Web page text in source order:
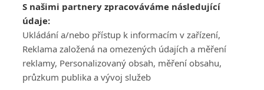
S našimi partnery zpracováváme následující
údaje:
Ukládání a/nebo přístup k informacím v zařízení,
Reklama založená na omezených údajích a měření
reklamy, Personalizovaný obsah, měření obsahu,
průzkum publika a vývoj služeb
Všeobecné obchodní
podmínky služby
GolfExtra.cz Premium
Podmínky zpracování
osobních údajů při
ATV CZ, s.r.o.
140 00 Praha 4